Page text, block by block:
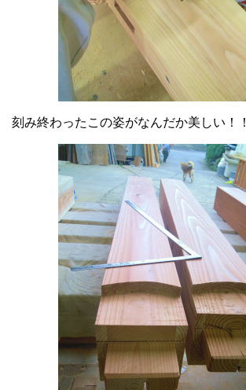
刻み終わったこの姿がなんだか美しい！！